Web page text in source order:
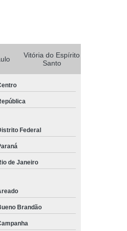
Caminhão
de Caminhões
de Carro
Belo Horizonte
para Frota
de Carros
Carro
no Carro
Vitória do Espírito
Santo
Federal
de Janeiro
Brandão